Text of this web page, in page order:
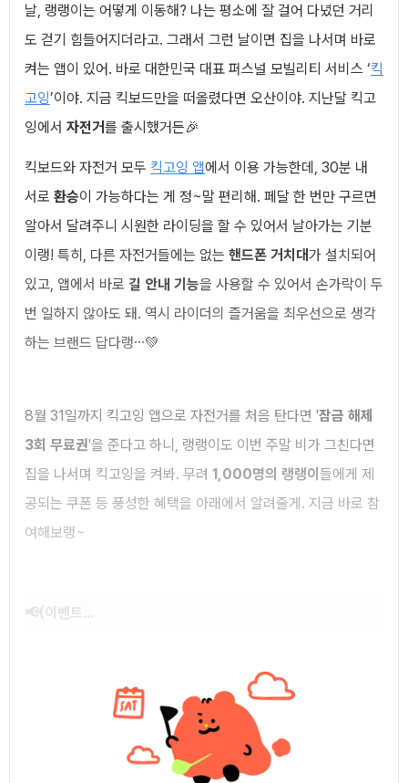
날, 랭랭이는 어떻게 이동해? 나는 평소에 잘 걸어 다녔던 거리
도 걷기 힘들어지더라고. 그래서 그런 날이면 집을 나서며 바로
켜는 앱이 있어. 바로 대한민국 대표 퍼스널 모빌리티 서비스 ‘킥
고잉’이야. 지금 킥보드만을 떠올렸다면 오산이야. 지난달 킥고
잉에서 자전거를 출시했거든🎉
킥보드와 자전거 모두 킥고잉 앱에서 이용 가능한데, 30분 내
서로 환승이 가능하다는 게 정~말 편리해. 페달 한 번만 구르면
알아서 달려주니 시원한 라이딩을 할 수 있어서 날아가는 기분
이랭! 특히, 다른 자전거들에는 없는 핸드폰 거치대가 설치되어
있고, 앱에서 바로 길 안내 기능을 사용할 수 있어서 손가락이 두
번 일하지 않아도 돼. 역시 라이더의 즐거움을 최우선으로 생각
하는 브랜드 답다랭…💚
8월 31일까지 킥고잉 앱으로 자전거를 처음 탄다면 '잠금 해제
3회 무료권'을 준다고 하니, 랭랭이도 이번 주말 비가 그친다면
집을 나서며 킥고잉을 켜봐. 무려 1,000명의 랭랭이 들에게 제
공되는 쿠폰 등 풍성한 혜택을 아래에서 알려줄게. 지금 바로 참
여해보랭~
📢(이벤트...